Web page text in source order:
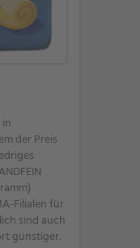
der Preis
Filialen für
sind auch
günstiger.